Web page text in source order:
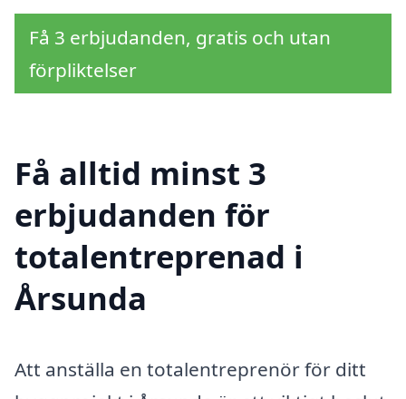
Få 3 erbjudanden, gratis och utan
förpliktelser
Få alltid minst 3
erbjudanden för
totalentreprenad i
Årsunda
Att anställa en totalentreprenör för ditt